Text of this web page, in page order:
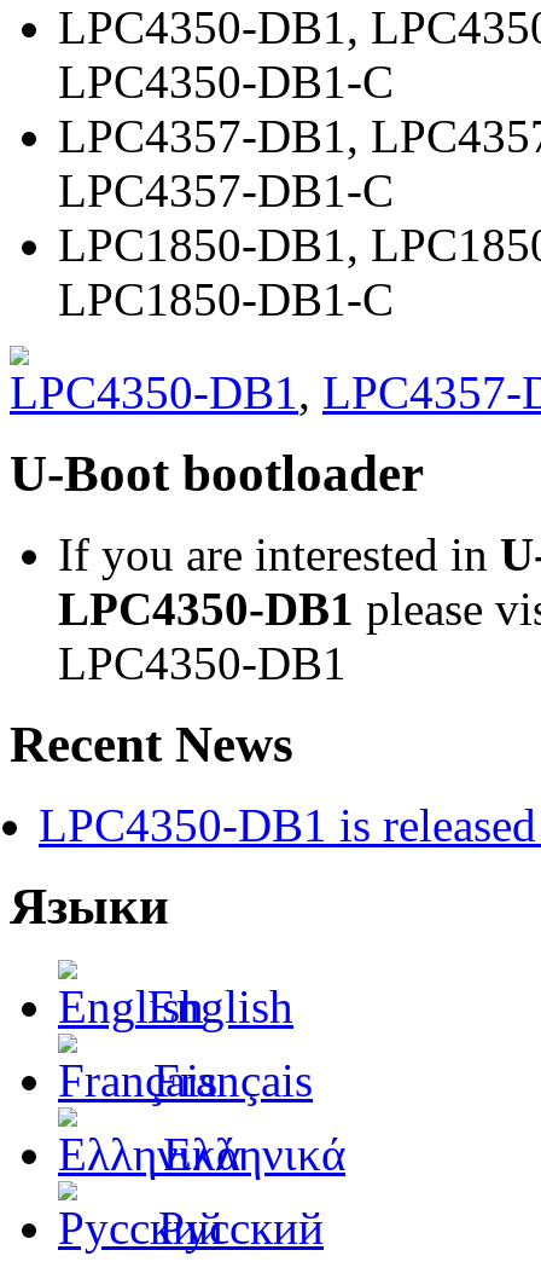
LPC4350-DB1,
LPC4350-DB1-C
LPC4357-DB1,
LPC4357-DB1-C
LPC1850-DB1,
LPC1850-DB1-C
LPC4350-DB1, LPC4357-
U-Boot bootloader
If you are interested in
LPC4350-DB1 please
LPC4350-DB1
Recent News
LPC4350-DB1 is
Языки
English
Français
Ελληνικά
Русский